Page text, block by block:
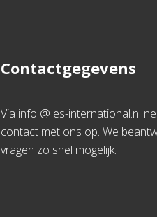
Contactgegevens
Via info @ es-international.nl
contact met ons op. We
vragen zo snel mogelijk.